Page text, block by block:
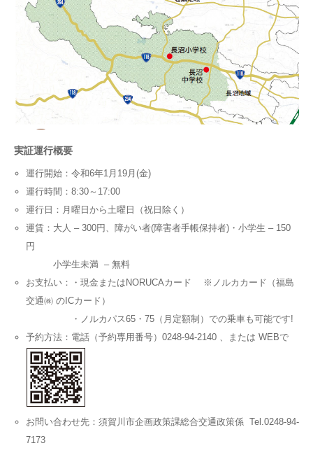
実証運行概要
運行開始：令和6年1月19月(金)
運行時間：8:30～17:00
運行日：月曜日から土曜日（祝日除く）
運賃：大人 – 300円、障がい者(障害者手帳保持者)・小学生 – 150
円
小学生未満 – 無料
お支払い：・現金またはNORUCAカード ※ノルカカード（福島
交通㈱ のICカード）
・ノルカパス65・75（月定額制）での乗車も可能です!
予約方法：電話（予約専用番号）0248-94-2140 、または WEBで
お問い合わせ先：須賀川市企画政策課総合交通政策係 Tel.0248-94-
7173